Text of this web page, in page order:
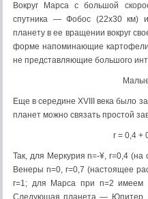
Вокруг Марса с большой
спутника — Фобос (22х30 км)
планету в ее вращении вокруг
форме напоминающие
не представляющие большого
Еще в середине XVIII века было
планет можно связать простой
r = 0,4 +
Так, для Меркурия n=-¥, r=0,4
Венеры n=0, r=0,7 (настоящее
r=1; для Марса при n=2 имеем
Следующая планета — Юпитер.